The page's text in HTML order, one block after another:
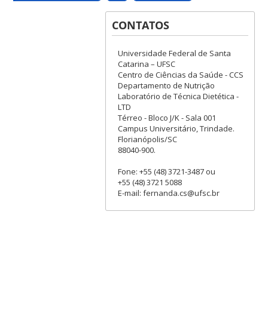
CONTATOS
Universidade Federal de Santa
Catarina – UFSC
Centro de Ciências da Saúde - CCS
Departamento de Nutrição
Laboratório de Técnica Dietética -
LTD
Térreo - Bloco J/K - Sala 001
Campus Universitário, Trindade.
Florianópolis/SC
88040-900.
Fone: +55 (48) 3721-3487 ou
+55 (48) 3721 5088
E-mail: fernanda.cs@ufsc.br